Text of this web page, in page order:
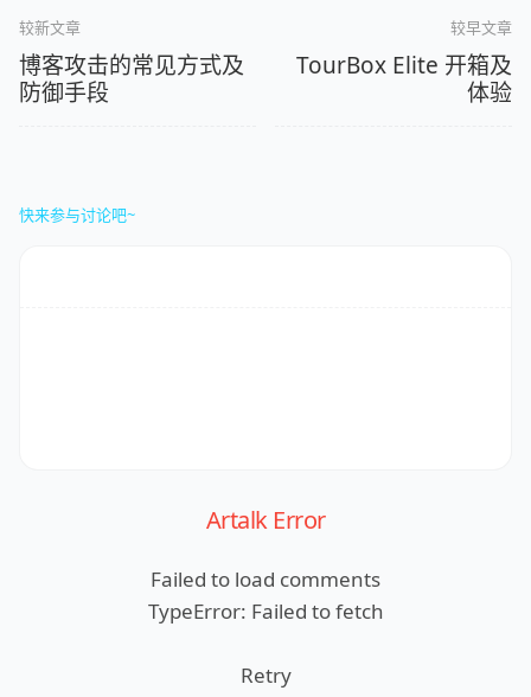
较新文章
博客攻击的常见方式及
防御手段
较早文章
TourBox Elite 开箱及
体验
快来参与讨论吧~
Artalk Error
Failed to load comments
TypeError: Failed to fetch
Retry